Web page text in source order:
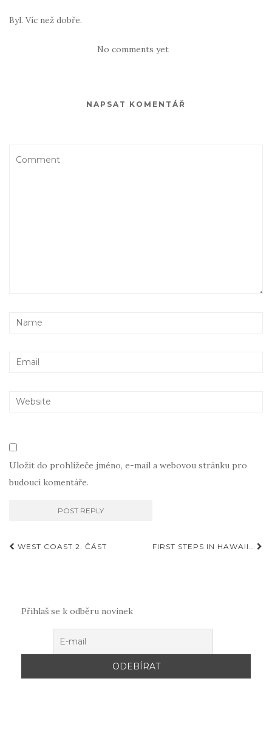
Byl. Víc než dobře.
No comments yet
NAPSAT KOMENTÁŘ
Uložit do prohlížeče jméno, e-mail a webovou stránku pro
budoucí komentáře.
Příspěvky
WEST COAST 2. ČÁST FIRST STEPS IN HAWAII…
Přihlaš se k odběru novinek